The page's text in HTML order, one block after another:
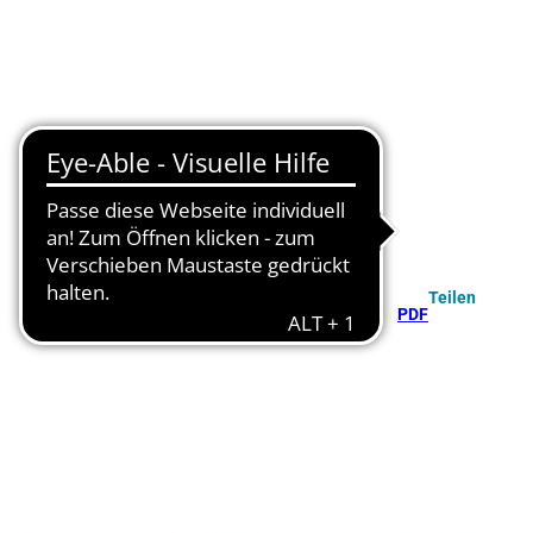
PDF
Teilen